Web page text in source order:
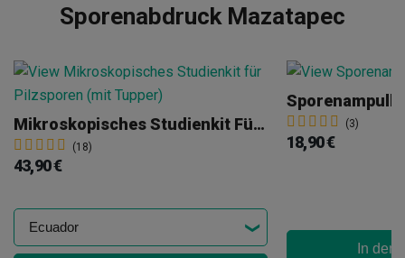
Sporenabdruck Mazatapec
Mikroskopisches Studienkit Für Pilzsporen (mit Tupper)
(18)
43,90 €
(3)
18,90 €
In den